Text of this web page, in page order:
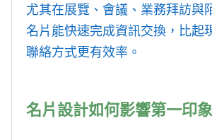
尤其在展覽、會議、業務拜訪與
名片能快速完成資訊交換，比起
聯絡方式更有效率。
名片設計如何影響第一印